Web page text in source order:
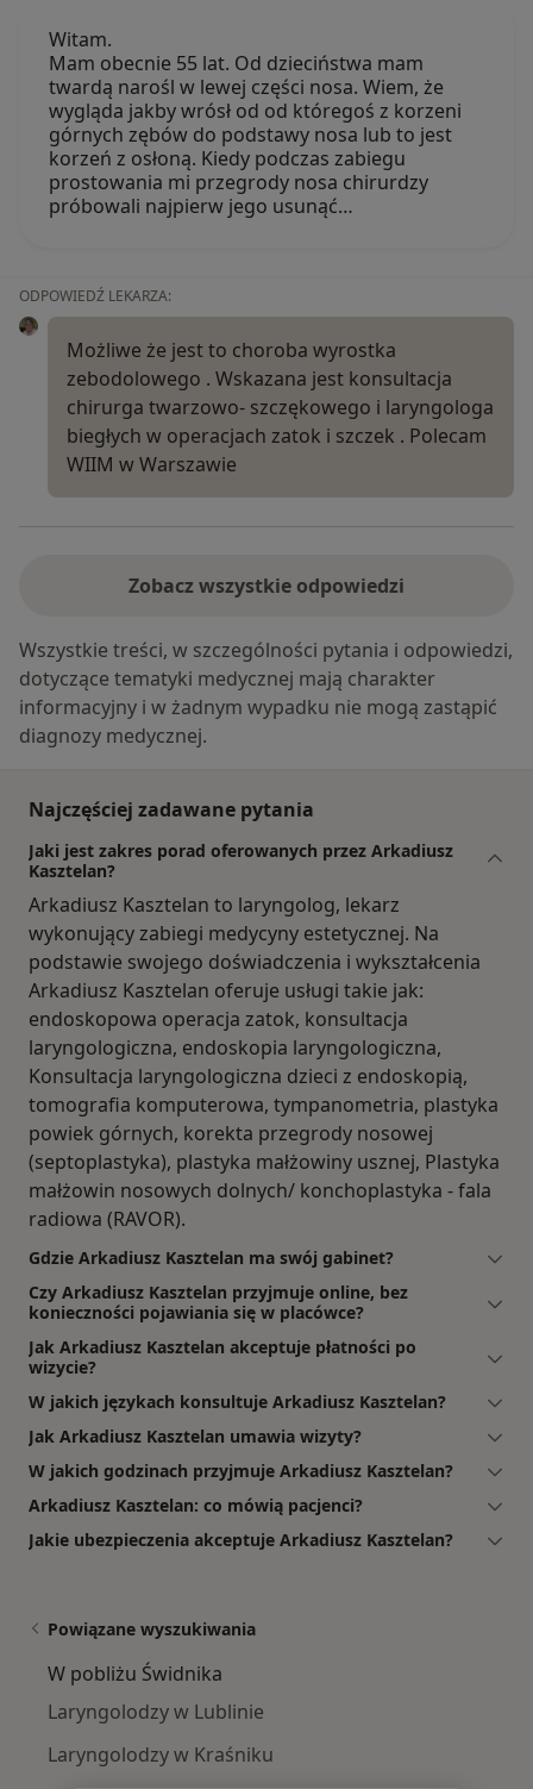
Witam.
Mam obecnie 55 lat. Od dzieciństwa mam
twardą narośl w lewej części nosa. Wiem, że
wygląda jakby wrósł od od któregoś z korzeni
górnych zębów do podstawy nosa lub to jest
korzeń z osłoną. Kiedy podczas zabiegu
prostowania mi przegrody nosa chirurdzy
próbowali najpierw jego usunąć…
ODPOWIEDŹ LEKARZA:
Możliwe że jest to choroba wyrostka
zebodolowego . Wskazana jest konsultacja
chirurga twarzowo- szczękowego i laryngologa
biegłych w operacjach zatok i szczek . Polecam
WIIM w Warszawie
Zobacz wszystkie odpowiedzi
Wszystkie treści, w szczególności pytania i odpowiedzi,
dotyczące tematyki medycznej mają charakter
informacyjny i w żadnym wypadku nie mogą zastąpić
diagnozy medycznej.
Najczęściej zadawane pytania
Jaki jest zakres porad oferowanych przez Arkadiusz
Kasztelan?
Arkadiusz Kasztelan to laryngolog, lekarz
wykonujący zabiegi medycyny estetycznej. Na
podstawie swojego doświadczenia i wykształcenia
Arkadiusz Kasztelan oferuje usługi takie jak:
endoskopowa operacja zatok, konsultacja
laryngologiczna, endoskopia laryngologiczna,
Konsultacja laryngologiczna dzieci z endoskopią,
tomografia komputerowa, tympanometria, plastyka
powiek górnych, korekta przegrody nosowej
(septoplastyka), plastyka małżowiny usznej, Plastyka
małżowin nosowych dolnych/ konchoplastyka - fala
radiowa (RAVOR).
Gdzie Arkadiusz Kasztelan ma swój gabinet?
Czy Arkadiusz Kasztelan przyjmuje online, bez
konieczności pojawiania się w placówce?
Jak Arkadiusz Kasztelan akceptuje płatności po
wizycie?
W jakich językach konsultuje Arkadiusz Kasztelan?
Jak Arkadiusz Kasztelan umawia wizyty?
W jakich godzinach przyjmuje Arkadiusz Kasztelan?
Arkadiusz Kasztelan: co mówią pacjenci?
Jakie ubezpieczenia akceptuje Arkadiusz Kasztelan?
Powiązane wyszukiwania
W pobliżu Świdnika
Laryngolodzy w Lublinie
Laryngolodzy w Kraśniku